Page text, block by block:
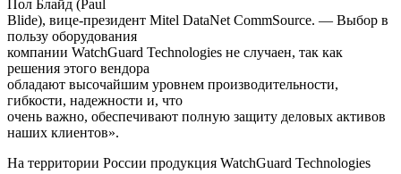
Пол Блайд (Paul
Blide), вице-президент Mitel DataNet CommSource. — Выбор в
пользу оборудования
компании WatchGuard Technologies не случаен, так как
решения этого вендора
обладают высочайшим уровнем производительности,
гибкости, надежности и, что
очень важно, обеспечивают полную защиту деловых активов
наших клиентов».
На территории России продукция WatchGuard Technologies